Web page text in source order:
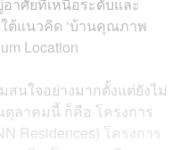
ต้แนวคิด ‘บ้านคุณภาพ
Location
นใจอย่างมากตั้งแต่ยังไม่
ตุลาคมนี้ ก็คือ โครงการ
Residences) โครงการ